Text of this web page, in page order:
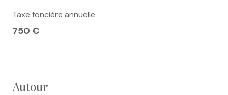
Taxe foncière annuelle
750 €
autour